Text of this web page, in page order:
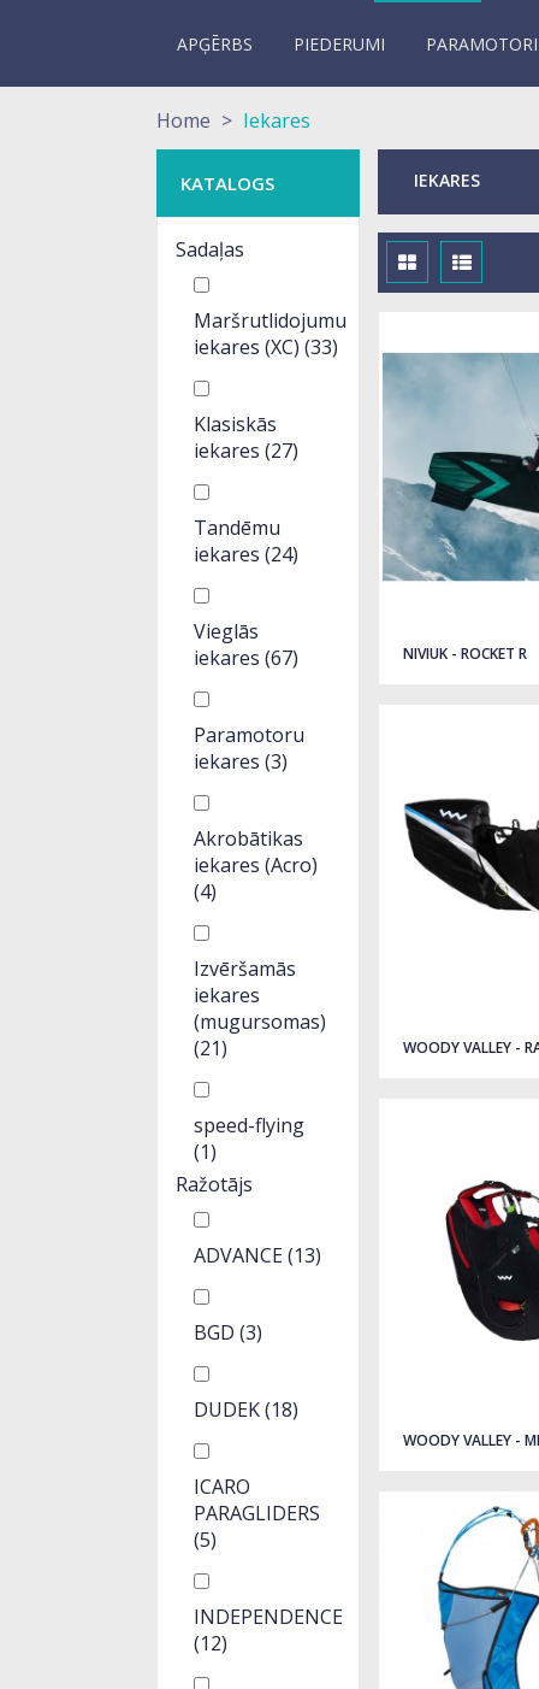
APĢĒRBS PIEDERUMI PARAMOTORI
Home > Iekares
KATALOGS
Sadaļas
Maršrutlidojumu
iekares (XC) (33)
Klasiskās
iekares (27)
Tandēmu
iekares (24)
Vieglās
iekares (67)
Paramotoru
iekares (3)
Akrobātikas
iekares (Acro)
(4)
Izvēršamās
iekares
(mugursomas)
(21)
speed-flying
(1)
Ražotājs
ADVANCE(13)
BGD (3)
DUDEK(18)
ICARO
PARAGLIDERS
(5)
INDEPENDENCE
(12)
IEKARES
NIVIUK - ROCKET R
WOODY VALLEY -
WOODY VALLEY -